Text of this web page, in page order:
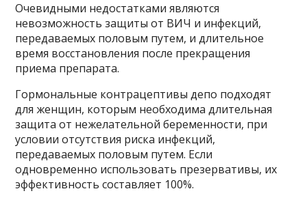
Очевидными недостатками являются
невозможность защиты от ВИЧ и инфекций,
передаваемых половым путем, и длительное
время восстановления после прекращения
приема препарата.
Гормональные контрацептивы депо подходят
для женщин, которым необходима длительная
защита от нежелательной беременности, при
условии отсутствия риска инфекций,
передаваемых половым путем. Если
одновременно использовать презервативы, их
эффективность составляет 100%.